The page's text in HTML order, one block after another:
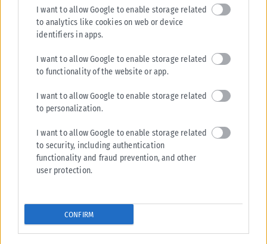
I want to allow Google to enable storage related
to analytics like cookies on web or device
identifiers in apps.
I want to allow Google to enable storage related
to functionality of the website or app.
I want to allow Google to enable storage related
to personalization.
I want to allow Google to enable storage related
to security, including authentication
functionality and fraud prevention, and other
user protection.
CONFIRM